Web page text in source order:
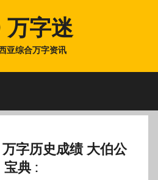
万字迷
亚综合万字资讯
字历史成绩 大伯公
宝典 :